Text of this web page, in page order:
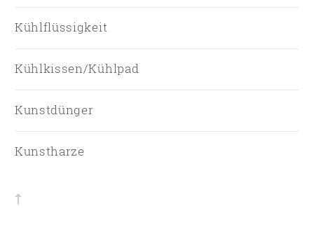
Kühlflüssigkeit
Kühlkissen/Kühlpad
Kunstdünger
Kunstharze